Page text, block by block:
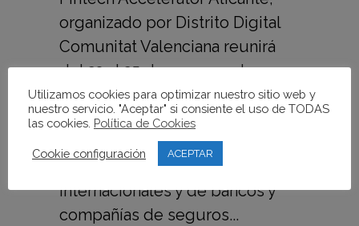
organizado por Distrito Digital
Comunitat Valenciana reunirá
del 23 al 25 de marzo en las
instalaciones del hub
tecnológico los proyectos más
innovadores de las principales
startups finsurtech nacionales e
internacionales y de bancos y
compañías de seguros...
Utilizamos cookies para optimizar nuestro sitio web y
nuestro servicio. "Aceptar" si consiente el uso de TODAS
las cookies. Política de Cookies
Cookie configuración ACEPTAR